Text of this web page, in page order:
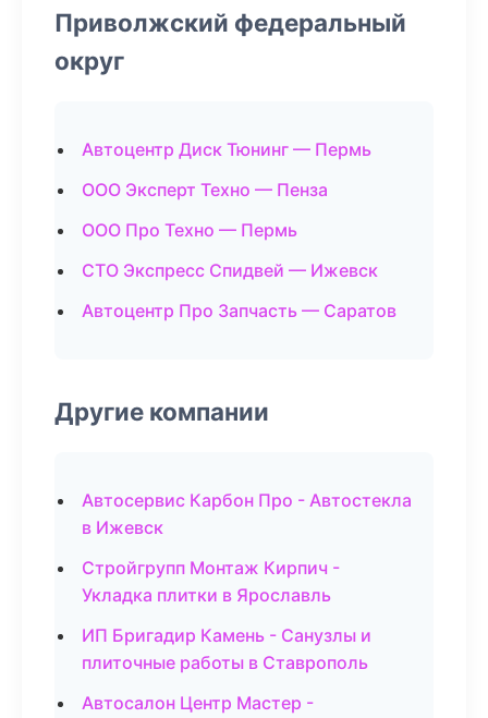
Приволжский федеральный
округ
Автоцентр Диск Тюнинг — Пермь
ООО Эксперт Техно — Пенза
ООО Про Техно — Пермь
СТО Экспресс Спидвей — Ижевск
Автоцентр Про Запчасть — Саратов
Другие компании
Автосервис Карбон Про - Автостекла
в Ижевск
Стройгрупп Монтаж Кирпич -
Укладка плитки в Ярославль
ИП Бригадир Камень - Санузлы и
плиточные работы в Ставрополь
Автосалон Центр Мастер -